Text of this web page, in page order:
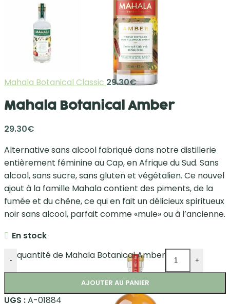
Mahala Botanical Classic 29.30€
Mahala Botanical Amber
29.30€
Alternative sans alcool fabriqué dans notre distillerie
entièrement féminine au Cap, en Afrique du Sud. Sans
alcool, sans sucre, sans gluten et végétalien. Ce nouvel
ajout à la famille Mahala contient des piments, de la
fumée et du chêne, ce qui en fait un délicieux spiritueux
noir sans alcool, parfait comme «mule» ou à l’ancienne.
En stock
- quantité de Mahala Botanical Amber +
AJOUTER AU PANIER
UGS :A-01884